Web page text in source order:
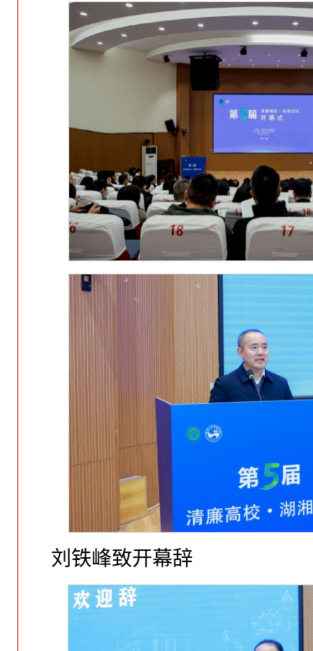
刘铁峰致开幕辞